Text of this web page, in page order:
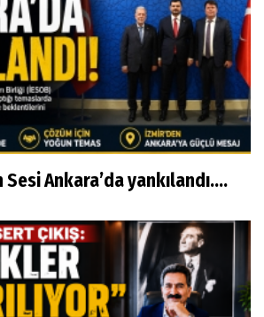
Sesi Ankara’da yankılandı….